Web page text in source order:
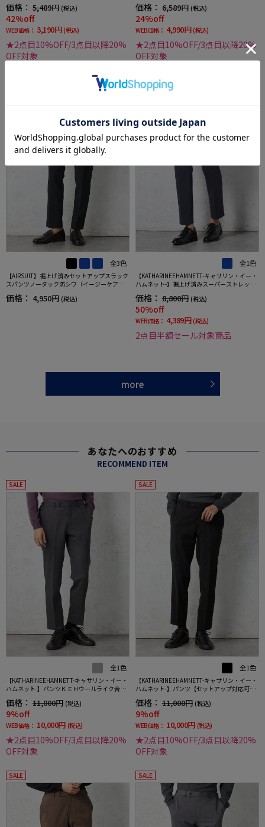
価格： 5,489円 (税込)
42%off
WEB価格： 3,190円 (税込)
★2点目10%OFF/3点目以降20%
OFF対象
価格： 6,589円 (税込)
24%off
WEB価格： 4,990円 (税込)
★2点目10%OFF/3点目以降20%
OFF対象
全3色
【AIRSUIT】裾上げ済みセットアップスラック
スパンツノータック防シワ（イージーケア）
価格： 4,950円 (税込)
SALE OUTLET
全1色
【KATHARINEEHAMNETT-キャサリン・イー・
ハムネット-】裾上げ済みスーパーストレッチ
価格： 8,800円 (税込)
50%off
WEB価格： 4,389円 (税込)
2点目半額セール対象商品
more
あなたへのおすすめ
RECOMMEND ITEM
SALE
全1色
【KATHARINEEHAMNETT-キャサリン・イー・
ハムネット-】パンツＫＥＨウールライク合繊
ット秋冬
価格： 11,000円 (税込)
9%off
WEB価格： 10,000円 (税込)
★2点目10%OFF/3点目以降20%
OFF対象
SALE
全1色
【KATHARINEEHAMNETT-キャサリン・イー・
ハムネット-】パンツ【セットアップ対応可】
キャサリンＥハムネット秋冬
価格： 11,000円 (税込)
9%off
WEB価格： 10,000円 (税込)
★2点目10%OFF/3点目以降20%
OFF対象
SALE SALE